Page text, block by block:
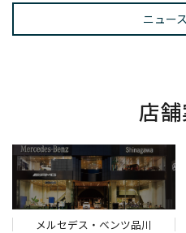
ニュー
店
メルセデス・ベンツ品川